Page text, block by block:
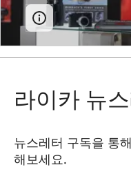
라이카 뉴
뉴스레터 구독을 통
해보세요.